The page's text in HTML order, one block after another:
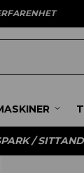
/